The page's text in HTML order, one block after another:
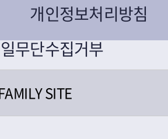
개인정보처리방침
무단수집거부